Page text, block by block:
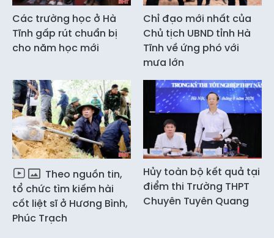
Các trường học ở Hà
Tĩnh gấp rút chuẩn bị
cho năm học mới
Chỉ đạo mới nhất của
Chủ tịch UBND tỉnh Hà
Tĩnh về ứng phó với
mưa lớn
Theo nguồn tin,
tổ chức tìm kiếm hài
cốt liệt sĩ ở Hương Bình,
Phúc Trạch
Hủy toàn bộ kết quả tại
điểm thi Trường THPT
Chuyên Tuyên Quang